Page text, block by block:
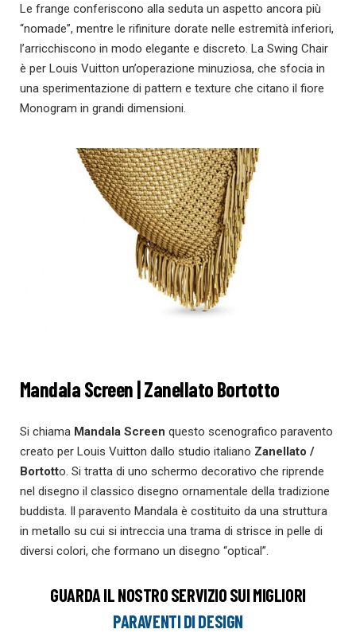
Le frange conferiscono alla seduta un aspetto ancora più
“nomade”, mentre le rifiniture dorate nelle estremità inferiori,
l’arricchiscono in modo elegante e discreto. La Swing Chair
è per Louis Vuitton un’operazione minuziosa, che sfocia in
una sperimentazione di pattern e texture che citano il fiore
Monogram in grandi dimensioni.
Mandala Screen | Zanellato Bortotto
Si chiama Mandala Screen questo scenografico paravento
creato per Louis Vuitton dallo studio italiano Zanellato /
Bortotto. Si tratta di uno schermo decorativo che riprende
nel disegno il classico disegno ornamentale della tradizione
buddista. Il paravento Mandala è costituito da una struttura
in metallo su cui si intreccia una trama di strisce in pelle di
diversi colori, che formano un disegno “optical”.
GUARDA IL NOSTRO SERVIZIO SUI MIGLIORI
PARAVENTI DI DESIGN